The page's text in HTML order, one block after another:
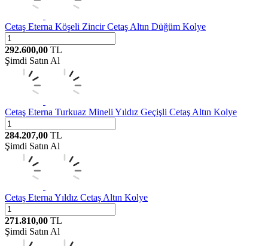
Cetaş Eterna Köşeli Zincir Cetaş Altın Düğüm Kolye
292.600,00 TL
Şimdi Satın Al
Cetaş Eterna Turkuaz Mineli Yıldız Geçişli Cetaş Altın Kolye
284.207,00 TL
Şimdi Satın Al
Cetaş Eterna Yıldız Cetaş Altın Kolye
271.810,00 TL
Şimdi Satın Al